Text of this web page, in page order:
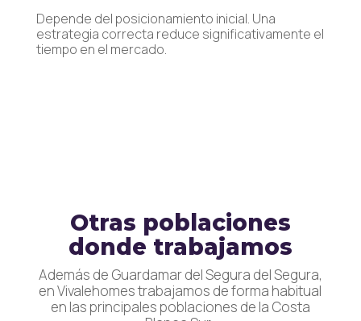
Depende del posicionamiento inicial. Una
estrategia correcta reduce significativamente el
tiempo en el mercado.
Otras poblaciones
donde trabajamos
Además de Guardamar del Segura del Segura,
en Vivalehomes trabajamos de forma habitual
en las principales poblaciones de la Costa